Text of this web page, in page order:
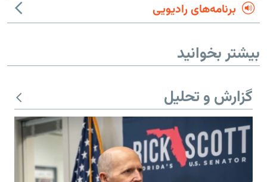
برنامه‌های رادیویی
بیشتر بخوانید
گزارش و تحلیل